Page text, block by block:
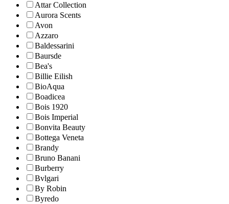
Attar Collection
Aurora Scents
Avon
Azzaro
Baldessarini
Baursde
Bea's
Billie Eilish
BioAqua
Boadicea
Bois 1920
Bois Imperial
Bonvita Beauty
Bottega Veneta
Brandy
Bruno Banani
Burberry
Bvlgari
By Robin
Byredo